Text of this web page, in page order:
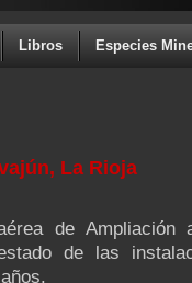
Libros Especies
La Rioja
de Ampliación
de las